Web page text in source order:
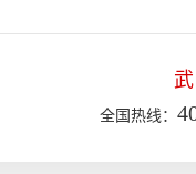
全国热线：